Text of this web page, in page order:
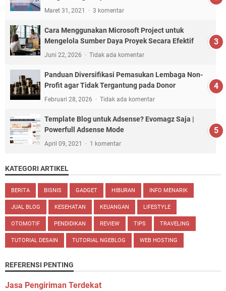
Maret 31, 2021 3 komentar
Cara Menggunakan Microsoft Project untuk
Mengelola Sumber Daya Proyek Secara Efektif
Juni 22, 2026 Tidak ada komentar
Panduan Diversifikasi Pemasukan Lembaga Non-
Profit agar Tidak Tergantung pada Donor
Februari 28, 2026 Tidak ada komentar
Template Blog untuk Adsense? Evomagz Saja |
Powerfull Adsense Mode
April 09, 2021 1 komentar
KATEGORI ARTIKEL
BERITA BISNIS GADGET HIBURAN INFO MENARIK
JUAL BLOG KESEHATAN KEUANGAN LIFESTYLE
OTOMOTIF PENDIDIKAN REVIEW TIPS TRAVELING
TUTORIAL DESAIN TUTORIAL NGEBLOG WEB HOSTING
REFERENSI PENTING
Jasa Pengiriman Terdekat